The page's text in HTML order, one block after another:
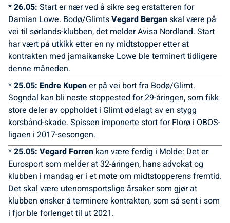
*26.05: Start er nær ved å sikre seg erstatteren for
Damian Lowe. Bodø/GlimtsVegard Berganskal være på
vei til sørlands-klubben, det melder Avisa Nordland. Start
har vært på utkikk etter en ny midtstopper etter at
kontrakten med jamaikanske Lowe ble terminert tidligere
denne måneden.
*25.05: Endre Kupener på vei bort fra Bodø/Glimt.
Sogndal kan bli neste stoppested for 29-åringen, som fikk
store deler av oppholdet i Glimt ødelagt av en stygg
korsbånd-skade. Spissen imponerte stort for Florø i OBOS-
ligaen i 2017-sesongen.
*25.05: Vegard Forren kan være ferdig i Molde: Det er
Eurosport som melder at 32-åringen, hans advokat og
klubben i mandag er i et møte om midtstopperens fremtid.
Det skal være utenomsportslige årsaker som gjør at
klubben ønsker å terminere kontrakten, som så sent i som
i fjor ble forlenget til ut 2021.